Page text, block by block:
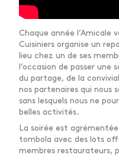
Chaque année l’Amicale
Cuisiniers organise un
lieu chez un de ses
l’occasion de passer une
du partage, de la
nos partenaires qui nous
sans lesquels nous ne
belles activités.
La soirée est agrémentée
tombola avec des lots
membres restaurateurs,